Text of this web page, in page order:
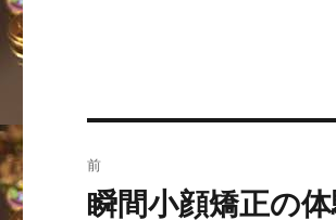
稿
前
過
瞬間小顔矯正の